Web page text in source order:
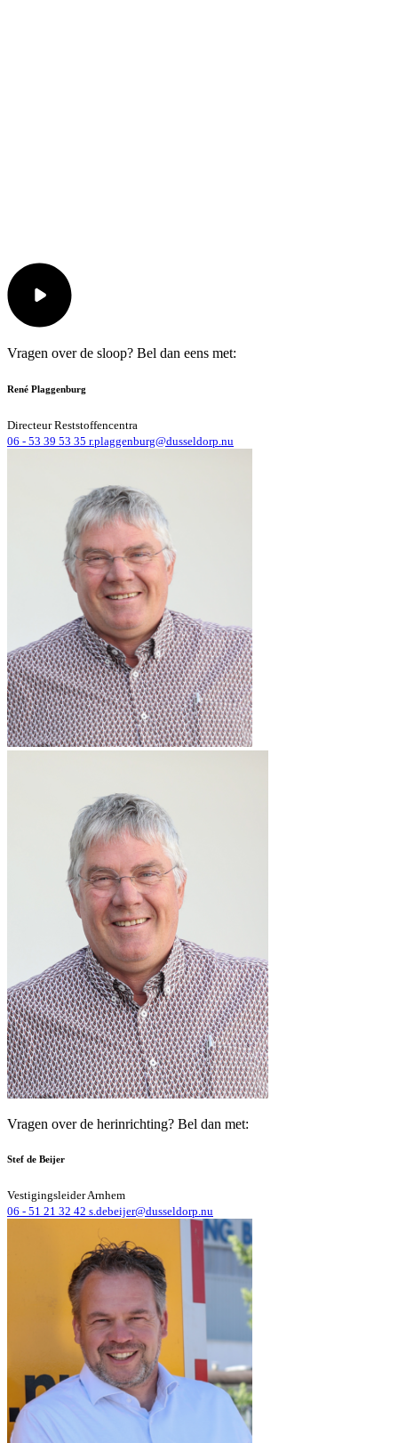
Vragen over de sloop? Bel dan eens met:
René Plaggenburg
Directeur Reststoffencentra
06 - 53 39 53 35 r.plaggenburg@dusseldorp.nu
Vragen over de herinrichting? Bel dan met:
Stef de Beijer
Vestigingsleider Arnhem
06 - 51 21 32 42 s.debeijer@dusseldorp.nu